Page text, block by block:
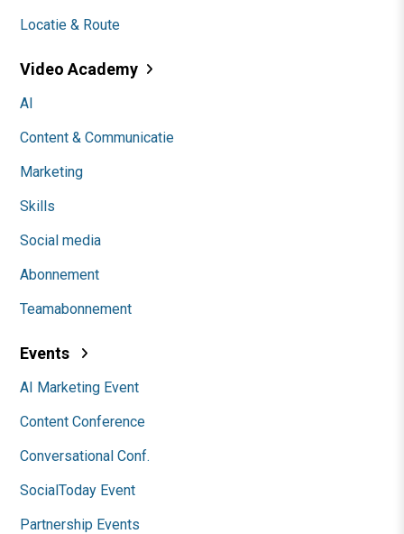
Locatie & Route
Video Academy
AI
Content & Communicatie
Marketing
Skills
Social media
Abonnement
Teamabonnement
Events
AI Marketing Event
Content Conference
Conversational Conf.
SocialToday Event
Partnership Events